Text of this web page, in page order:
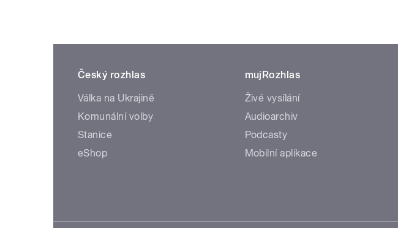
Český rozhlas
Válka na Ukrajině
Komunální volby
Stanice
eShop
mujRozhlas
Živé vysílání
Audioarchiv
Podcasty
Mobilní aplikace